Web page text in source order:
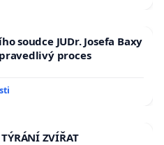
soudce JUDr. Josefa Baxy
proces
TÝRÁNÍ ZVÍŘAT